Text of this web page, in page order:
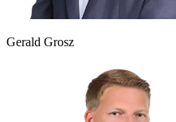
Gerald Grosz